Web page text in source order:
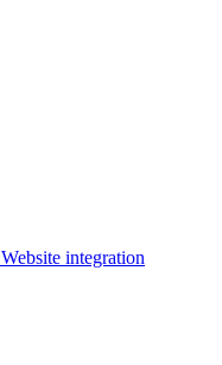
Website integration